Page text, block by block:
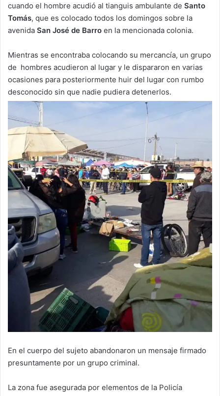
cuando el hombre acudió al tianguis ambulante de Santo
Tomás, que es colocado todos los domingos sobre la
avenida San José de Barro en la mencionada colonia.
Mientras se encontraba colocando su mercancía, un grupo
de hombres acudieron al lugar y le dispararon en varias
ocasiones para posteriormente huir del lugar con rumbo
desconocido sin que nadie pudiera detenerlos.
En el cuerpo del sujeto abandonaron un mensaje firmado
presuntamente por un grupo criminal.
La zona fue asegurada por elementos de la Policía